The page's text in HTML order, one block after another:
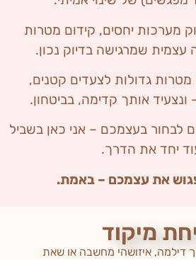
מערכות יחסים, קידום מטרות
עצמית שמרגישה בדיוק נכון.
גדולות לצעדים קטנים,
אותך קדימה, בביטחון.
לבחור בעצמכם – אני כאן בשביל
יחד את הדרך.
את עצמכם – באמת.
מיקוד
דילמה, איזושהי מחשבה או שאת